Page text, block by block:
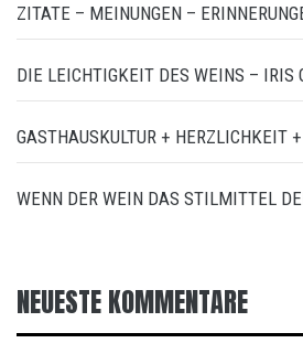
ZITATE – MEINUNGEN –
DIE LEICHTIGKEIT DES WEINS – IRIS
GASTHAUSKULTUR + HERZLICHKEIT
WENN DER WEIN DAS STILMITTEL
NEUESTE KOMMENTARE